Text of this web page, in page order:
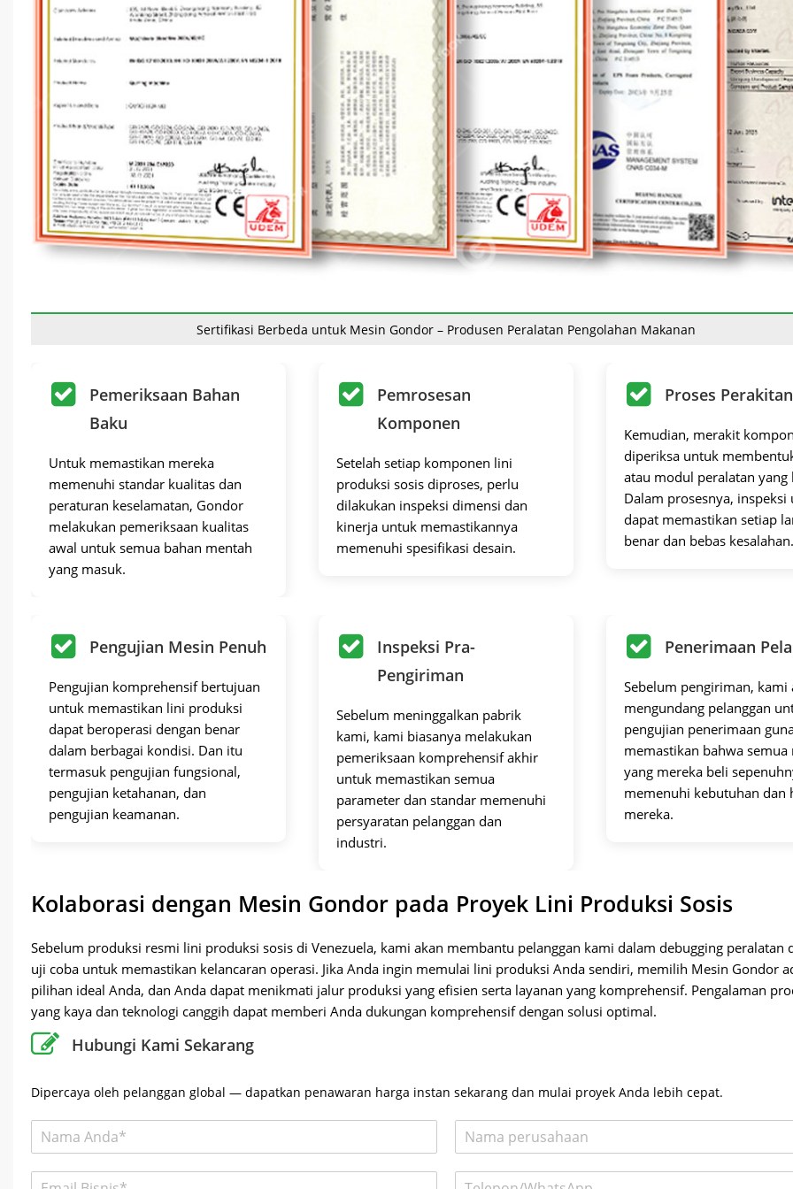
Proses Pengolahan Lini Produksi Sosis Otomatis
Beli Jalur Pengolahan Sosis Otomatis di Venezuela
Pengiriman Lini Produksi Sosis Otomatis ke Venezuela
Sertifikasi Berbeda untuk Mesin Gondor – Produsen Peralatan Pengolahan Makanan
Pemeriksaan Bahan
Baku
Untuk memastikan mereka
memenuhi standar kualitas dan
peraturan keselamatan, Gondor
melakukan pemeriksaan kualitas
awal untuk semua bahan mentah
yang masuk.
Pemrosesan
Komponen
Setelah setiap komponen lini
produksi sosis diproses, perlu
dilakukan inspeksi dimensi dan
kinerja untuk memastikannya
memenuhi spesifikasi desain.
Proses Perakitan
Kemudian, merakit
diperiksa untuk
atau modul peralatan yang
Dalam prosesnya, inspeksi
dapat memastikan setiap
benar dan bebas
Pengujian Mesin Penuh
Pengujian komprehensif bertujuan
untuk memastikan lini produksi
dapat beroperasi dengan benar
dalam berbagai kondisi. Dan itu
termasuk pengujian fungsional,
pengujian ketahanan, dan
pengujian keamanan.
Inspeksi Pra-
Pengiriman
Sebelum meninggalkan pabrik
kami, kami biasanya melakukan
pemeriksaan komprehensif akhir
untuk memastikan semua
parameter dan standar memenuhi
persyaratan pelanggan dan
industri.
Penerimaan
Sebelum pengiriman, kami
mengundang pelanggan
pengujian penerimaan
memastikan bahwa semua
yang mereka beli
memenuhi kebutuhan dan
mereka.
Kolaborasi dengan Mesin Gondor pada Proyek Lini Produksi Sosis
Sebelum produksi resmi lini produksi sosis di Venezuela, kami akan membantu pelanggan kami dalam debugging peralatan
uji coba untuk memastikan kelancaran operasi. Jika Anda ingin memulai lini produksi Anda sendiri, memilih Mesin Gondor
pilihan ideal Anda, dan Anda dapat menikmati jalur produksi yang efisien serta layanan yang komprehensif. Pengalaman
yang kaya dan teknologi canggih dapat memberi Anda dukungan komprehensif dengan solusi optimal.
Hubungi Kami Sekarang
Dipercaya oleh pelanggan global — dapatkan penawaran harga instan sekarang dan mulai proyek Anda lebih cepat.